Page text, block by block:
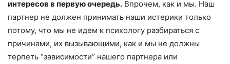
интересов в первую очередь. Впрочем, как и мы. Наш
партнер не должен принимать наши истерики только
потому, что мы не идем к психологу разбираться с
причинами, их вызывающими, как и мы не должны
терпеть “зависимости” нашего партнера или